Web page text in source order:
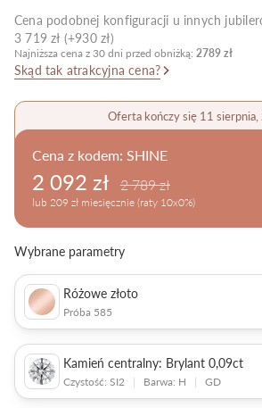
Pielęgnacja biżuterii
Cena podobnej konfiguracji u innych
3 719 zł (+930 zł)
Najniższa cena z 30 dni przed obniżką: 2789 zł
Skąd tak atrakcyjna cena?
Oferta kończy się 11
Cena z kodem: SHINE
2 092 zł 2 789 zł
lub 209 zł miesięcznie (raty 10x0%)
Wybrane parametry
Różowe złoto
Próba 585
Kamień centralny: Brylant 0,09ct
Czystość: SI2 | Barwa: H | GD